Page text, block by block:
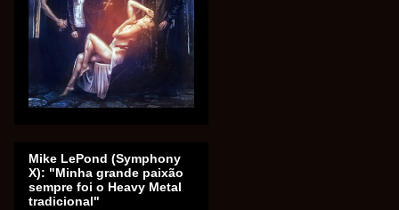
Mike LePond (Symphony
X): "Minha grande paixão
sempre foi o Heavy Metal
tradicional"